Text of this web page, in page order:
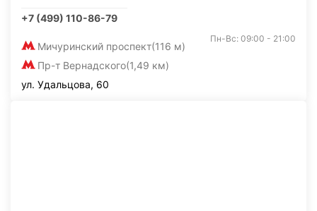
+7 (499) 110-86-79
Мичуринский проспект(116 м)
Пр-т Вернадского(1,49 км)
Пн-Вс: 09:00 - 21:00
ул. Удальцова, 60